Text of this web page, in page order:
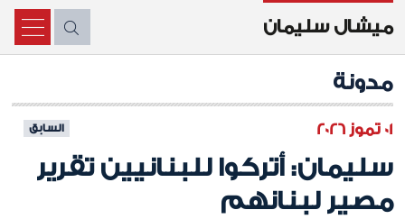
ميشال سليمان X
مدونة
01 تموز 2026 السابق
سليمان: أتركوا للبنانيين تقرير
مصير لبنانهم